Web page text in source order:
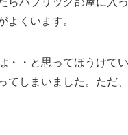
よくいます。
・・と思ってほうけて
てしまいました。ただ